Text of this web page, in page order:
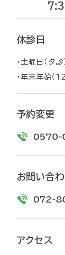
休診日
・土曜日（夕診
・年末年始（
予約変更
0570-
お問い合
072-
アクセス